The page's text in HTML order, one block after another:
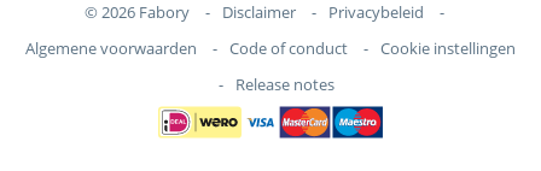
© 2026 Fabory - Disclaimer - Privacybeleid
-
Algemene voorwaarden
- Code of conduct - Cookie instellingen
-
Release notes